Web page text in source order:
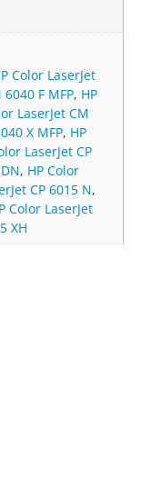
Color LaserJet
6040 F MFP, HP
LaserJet CM
X MFP, HP
LaserJet CP
, HP Color
CP 6015 N,
Color LaserJet
XH